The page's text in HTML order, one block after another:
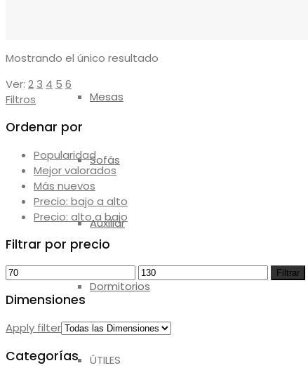
Mesas
Sofás
Auxiliar
Dormitorios
ÚTILES
Mostrando el único resultado
Ver: 2 3 4 5 6
Filtros
Ordenar por
Popularidad
Mejor valorados
Más nuevos
Precio: bajo a alto
Precio: alto a bajo
Filtrar por precio
Precio
Precio
máximo
Filtrar
Dimensiones
Apply filter
Categorías